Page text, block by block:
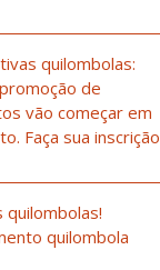
quilombolas:
de
vão começar em
Faça sua inscrição
quilombolas!
quilombola